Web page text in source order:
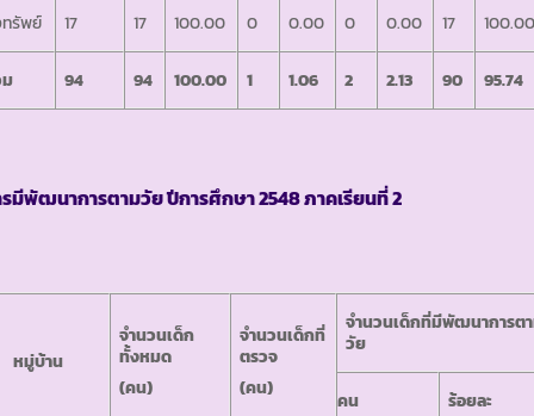
รัพย์ 17 17 100.00 0 0.00 0 0.00 17
94 94 100.00 1 1.06 2 2.13 90 95.74
มีพัฒนาการตามวัย ปีการศึกษา2548 ภาคเรียนที่ 2
บ้าน
จำนวนเด็ก
ทั้งหมด
(คน)
จำนวนเด็กที่
ตรวจ
(คน)
จำนวนเด็กที่มีพัฒนาการต
วัย
คน ร้อยละ